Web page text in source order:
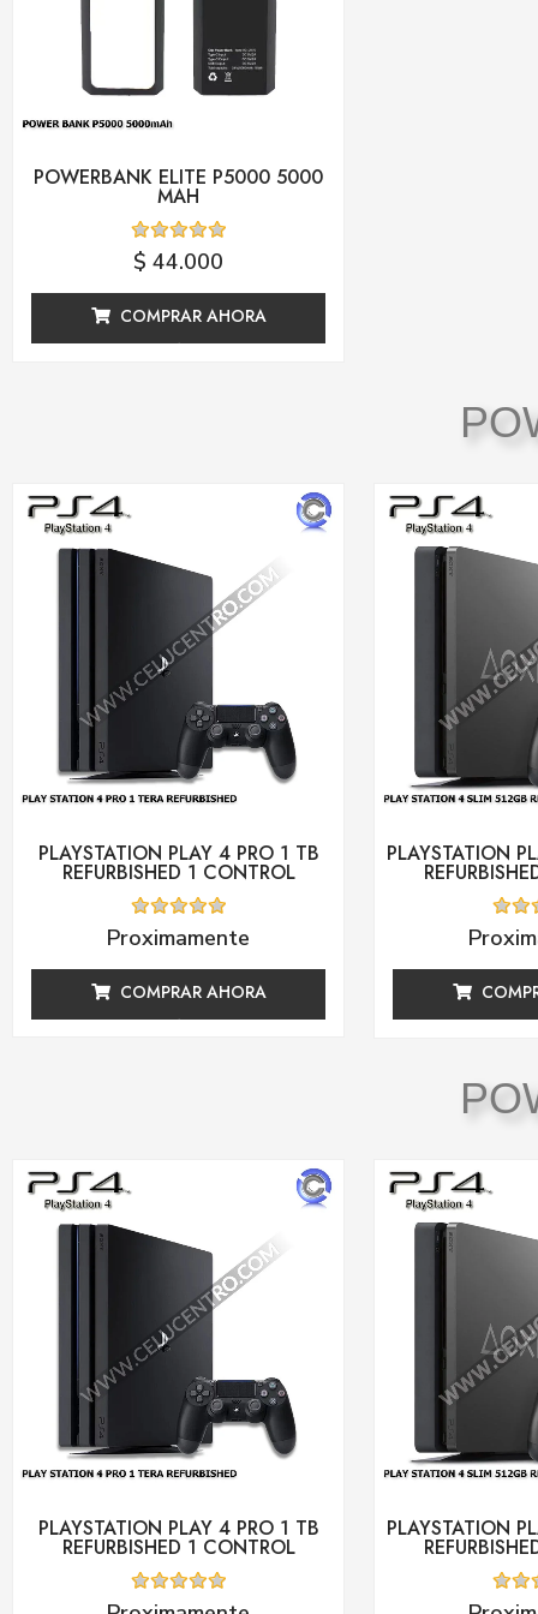
POWERBANK ELITE P5000 5000
MAH
Valorado
con
0
de
5
$ 44.000
COMPRAR AHORA
PLAYSTATION PLAY 4 PRO 1 TB
REFURBISHED 1 CONTROL
Valorado
con
0
de
5
Proximamente
COMPRAR AHORA
PLAYSTATION
con
0
de
5
PLAYSTATION PLAY 4 PRO 1 TB
REFURBISHED 1 CONTROL
Valorado
PLAYSTATION